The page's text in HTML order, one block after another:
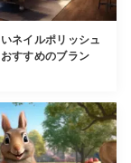
いネイルポリッシュ
すすめのブラン